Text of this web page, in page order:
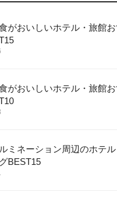
がおいしいホテル・旅館
がおいしいホテル・旅館
ミネーション周辺のホテ
BEST15